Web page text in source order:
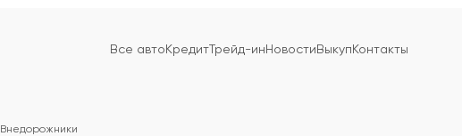
Все автоКредитТрейд-инНовостиВыкупКонтакты
Внедорожники